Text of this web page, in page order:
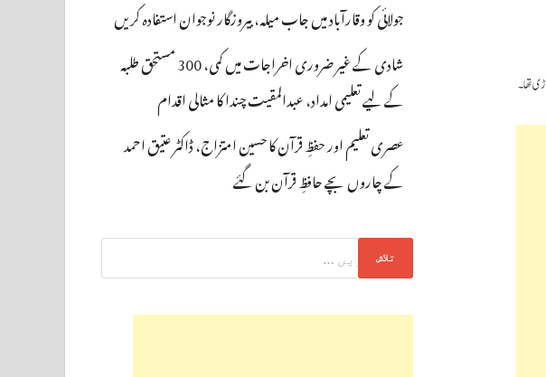
جولائی کو وقارآباد میں جاب میلہ، بیروزگار نوجوان استفادہ کریں
شادی کے غیر ضروری اخراجات میں کمی، 300 مستحق طلبہ
کے لیے تعلیمی امداد، عبدالمقیت چندا کا مثالی اقدام
عصری تعلیم اور حفظِ قرآن کا حسین امتزاج، ڈاکٹر عتیق احمد
کے چاروں بچے حافظِ قرآن بن گئے